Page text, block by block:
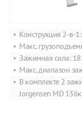
Конструкция 2-в-
Макс.
Зажимная сила:
Макс. диапазон
В комплекте 2
Jorgensen MD